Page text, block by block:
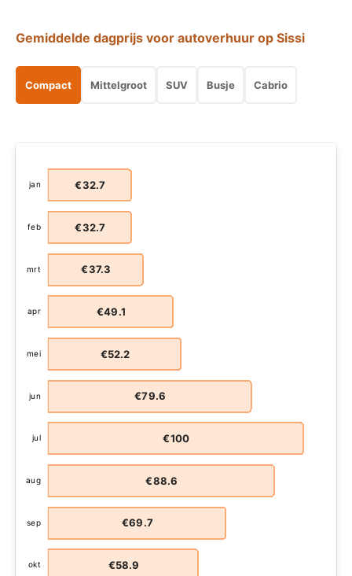
Gemiddelde dagprijs voor autoverhuur op Sissi
Compact Mittelgroot SUV Busje Cabrio
€32.7
€32.7
€37.3
€49.1
€52.2
€79.6
€100
€88.6
€69.7
€58.9
jan
feb
mrt
apr
mei
jun
jul
aug
sep
okt